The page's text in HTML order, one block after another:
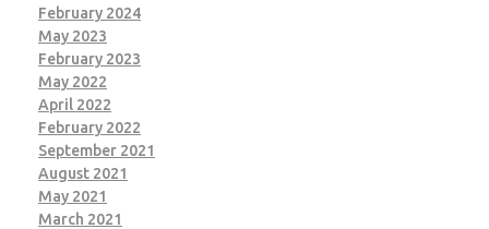
February 2024
May 2023
February 2023
May 2022
April 2022
February 2022
September 2021
August 2021
May 2021
March 2021